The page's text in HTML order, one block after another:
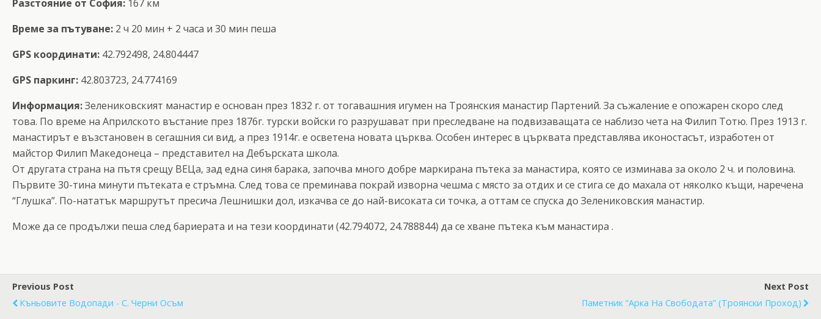
Разстояние от София: 167 км
Време за пътуване: 2 ч 20 мин + 2 часа и 30 мин пеша
GPS координати: 42.792498, 24.804447
GPS паркинг: 42.803723, 24.774169
Информация:Зелениковският манастир е основан през 1832 г. от тогавашния игумен на Троянския манастир Партений. За съжаление е опожарен скоро след
това. По време на Априлското въстание през 1876г. турски войски го разрушават при преследване на подвизаващата се наблизо чета на Филип Тотю. През 1913 г.
манастирът е възстановен в сегашния си вид, а през 1914г. е осветена новата църква. Особен интерес в църквата представлява иконостасът, изработен от
майстор Филип Македонеца – представител на Дебърската школа.
От другата страна на пътя срещу ВЕЦа, зад една синя барака, започва много добре маркирана пътека за манастира, която се изминава за около 2 ч. и половина.
Първите 30-тина минути пътеката е стръмна. След това се преминава покрай изворна чешма с място за отдих и се стига се до махала от няколко къщи, наречена
“Глушка”. По-нататък маршрутът пресича Лешнишки дол, изкачва се до най-високата си точка, а оттам се спуска до Зелениковския манастир.
Може да се продължи пеша след бариерата и на тези координати (42.794072, 24.788844) да се хване пътека към манастира .
Previous Post
Къньовите Водопади - С. Черни Осъм
Next Post
Паметник “Арка На Свободата” (Троянски Проход)